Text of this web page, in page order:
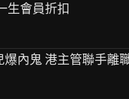
生會員折扣
爆內鬼 港主管聯手離